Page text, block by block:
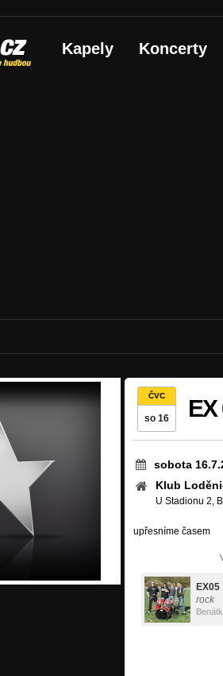
Kapely Koncerty
ČVC
so 16 EX
sobota
Klub
U Stadionu 2,
upřesníme časem
EX05
rock